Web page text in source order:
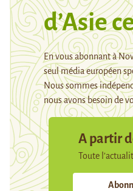
d’Asie
En vous abonnant à
seul média européen
Nous sommes
nous avons besoin de
A partir
Toute